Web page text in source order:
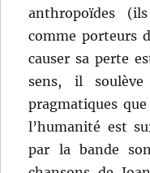
anthropoïdes
comme porteurs
causer sa perte
sens, il
pragmatiques
l’humanité est
par la bande